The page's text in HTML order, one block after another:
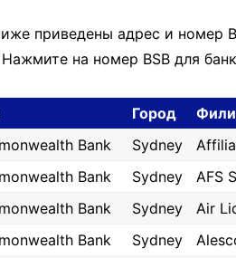
приведены адрес и номер
на номер BSB для
Город
Bank Sydney
Bank Sydney AFS
Bank Sydney Air
Bank Sydney